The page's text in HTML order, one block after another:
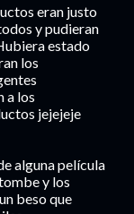
eran justo
y pudieran
estado
los
a los
jejejeje
alguna película
y los
beso que